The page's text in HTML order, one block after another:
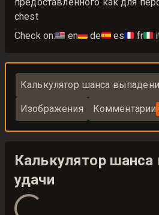
chest
Check on:🇺🇸 en🇩🇪 de🇪🇸 es🇫🇷 fr🇮🇹
Калькулятор шанса
Изображения Комментарии
Калькулятор
удачи